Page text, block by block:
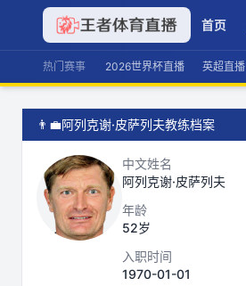
首页
热门赛事 2026世界杯直播 英超直播
👨‍💼阿列克谢·皮萨列夫教练档案
中文姓名
阿列克谢·皮萨列夫
年龄
52岁
入职时间
1970-01-01